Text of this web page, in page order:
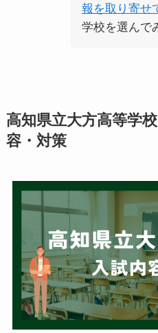
報を取り寄せ
学校を選んで
高知県立大方高等学
容・対策